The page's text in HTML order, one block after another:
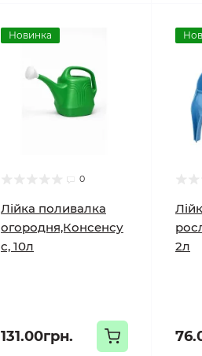
Новинка
0
Лійка поливалка
огородня,Консенсу
с, 10л
131.00грн.
2л